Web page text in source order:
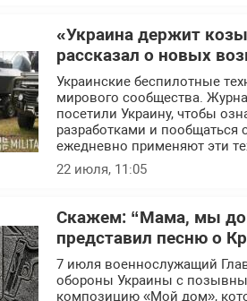
«Украина держит
рассказал о новых
Украинские беспилотные
мирового сообщества.
посетили Украину, чтобы
разработками и пообщаться
ежедневно применяют эти
22 июля, 11:05
Скажем: “Мама, мы
представил песню о
7 июля военнослужащий
обороны Украины с
композицию «Мой дом»,